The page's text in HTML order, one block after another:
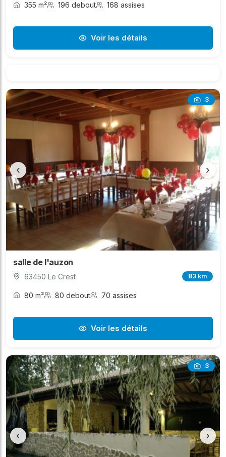
355 m² 196 debout 168 assises
Voir les détails
3
‹ ›
salle de l'auzon
63450 Le Crest 83 km
80 m² 80 debout 70 assises
Voir les détails
3
‹ ›